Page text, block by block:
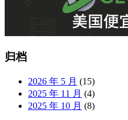
归档
2026 年 5 月 (15)
2025 年 11 月 (4)
2025 年 10 月 (8)